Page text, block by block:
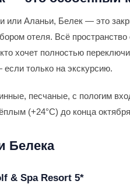
или Аланьи, Белек — это
отеля. Всё
хочет полностью
только на экскурсию.
песчаные, с пологим
(+24°С) до конца
Белека
& Spa Resort 5*